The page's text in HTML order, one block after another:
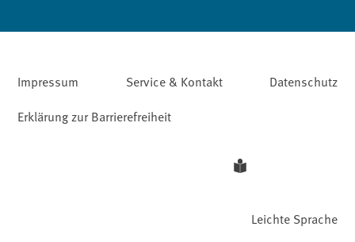
Impressum Service & Kontakt
Datenschutz
Erklärung zur Barrierefreiheit
Leichte Sprache